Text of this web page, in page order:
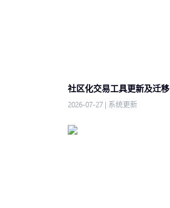
社区化交易工具更新及迁
2026-07-27 | 系统更新